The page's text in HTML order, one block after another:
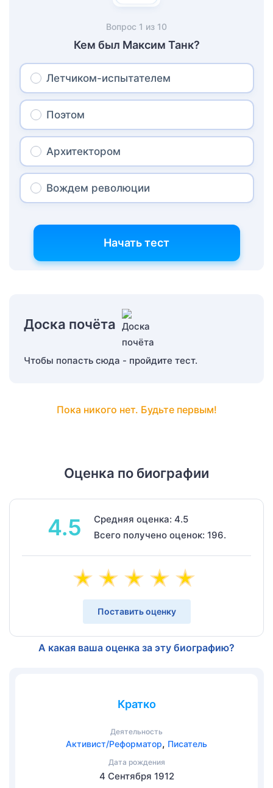
Вопрос 1 из 10
Кем был Максим Танк?
Летчиком-испытателем
Поэтом
Архитектором
Вождем революции
Начать тест
Доска почёта
Чтобы попасть сюда - пройдите тест.
Пока никого нет. Будьте первым!
Оценка по биографии
4.5
Средняя оценка: 4.5
Всего получено оценок: 196.
Поставить оценку
А какая ваша оценка за эту биографию?
Кратко
Деятельность
Активист/Реформатор, Писатель
Дата рождения
4 Сентября 1912